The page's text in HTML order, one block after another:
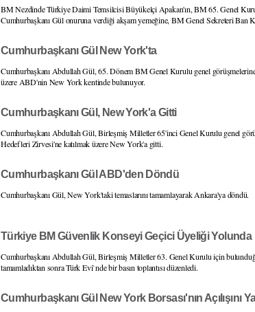
BM Nezdinde Türkiye Daimi Temsilcisi Büyükelçi Apakan'ın, BM 65. Genel
Cumhurbaşkanı Gül onuruna verdiği akşam yemeğine, BM Genel Sekreteri Ban
Cumhurbaşkanı Gül New York'ta
Cumhurbaşkanı Abdullah Gül, 65. Dönem BM Genel Kurulu genel
üzere ABD'nin New York kentinde bulunuyor.
Cumhurbaşkanı Gül, New York'a Gitti
Cumhurbaşkanı Abdullah Gül, Birleşmiş Milletler 65'inci Genel Kurulu genel
Hedefleri Zirvesi'ne katılmak üzere New York'a gitti.
Cumhurbaşkanı Gül ABD'den Döndü
Cumhurbaşkanı Gül, New York'taki temaslarını tamamlayarak Ankara'ya döndü.
Türkiye BM Güvenlik Konseyi Geçici Üyeliği Yolunda
Cumhurbaşkanı Abdullah Gül, Birleşmiş Milletler 63. Genel Kurulu için
tamamladıktan sonra Türk Evi`nde bir basın toplantısı düzenledi.
Cumhurbaşkanı Gül New York Borsası'nın Açılışını